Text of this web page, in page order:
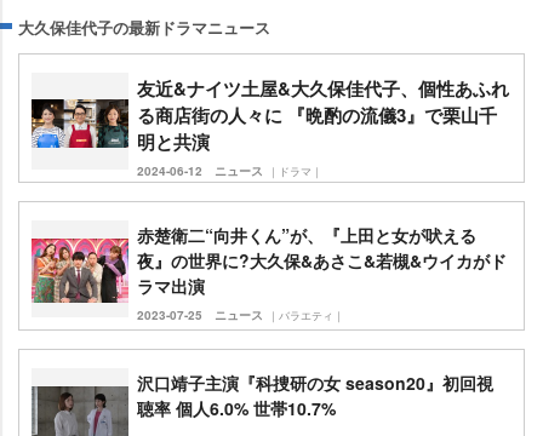
大久保佳代子の最新ドラマニュース
友近&ナイツ土屋&大久保佳代子、個性あふれ
る商店街の人々に 『晩酌の流儀3』で栗山千
明と共演
2024-06-12 ニュース ｜ドラマ｜
赤楚衛二“向井くん”が、『上田と女が吠える
夜』の世界に?大久保&あさこ&若槻&ウイカがド
ラマ出演
2023-07-25 ニュース ｜バラエティ｜
沢口靖子主演『科捜研の女 season20』初回視
聴率 個人6.0% 世帯10.7%